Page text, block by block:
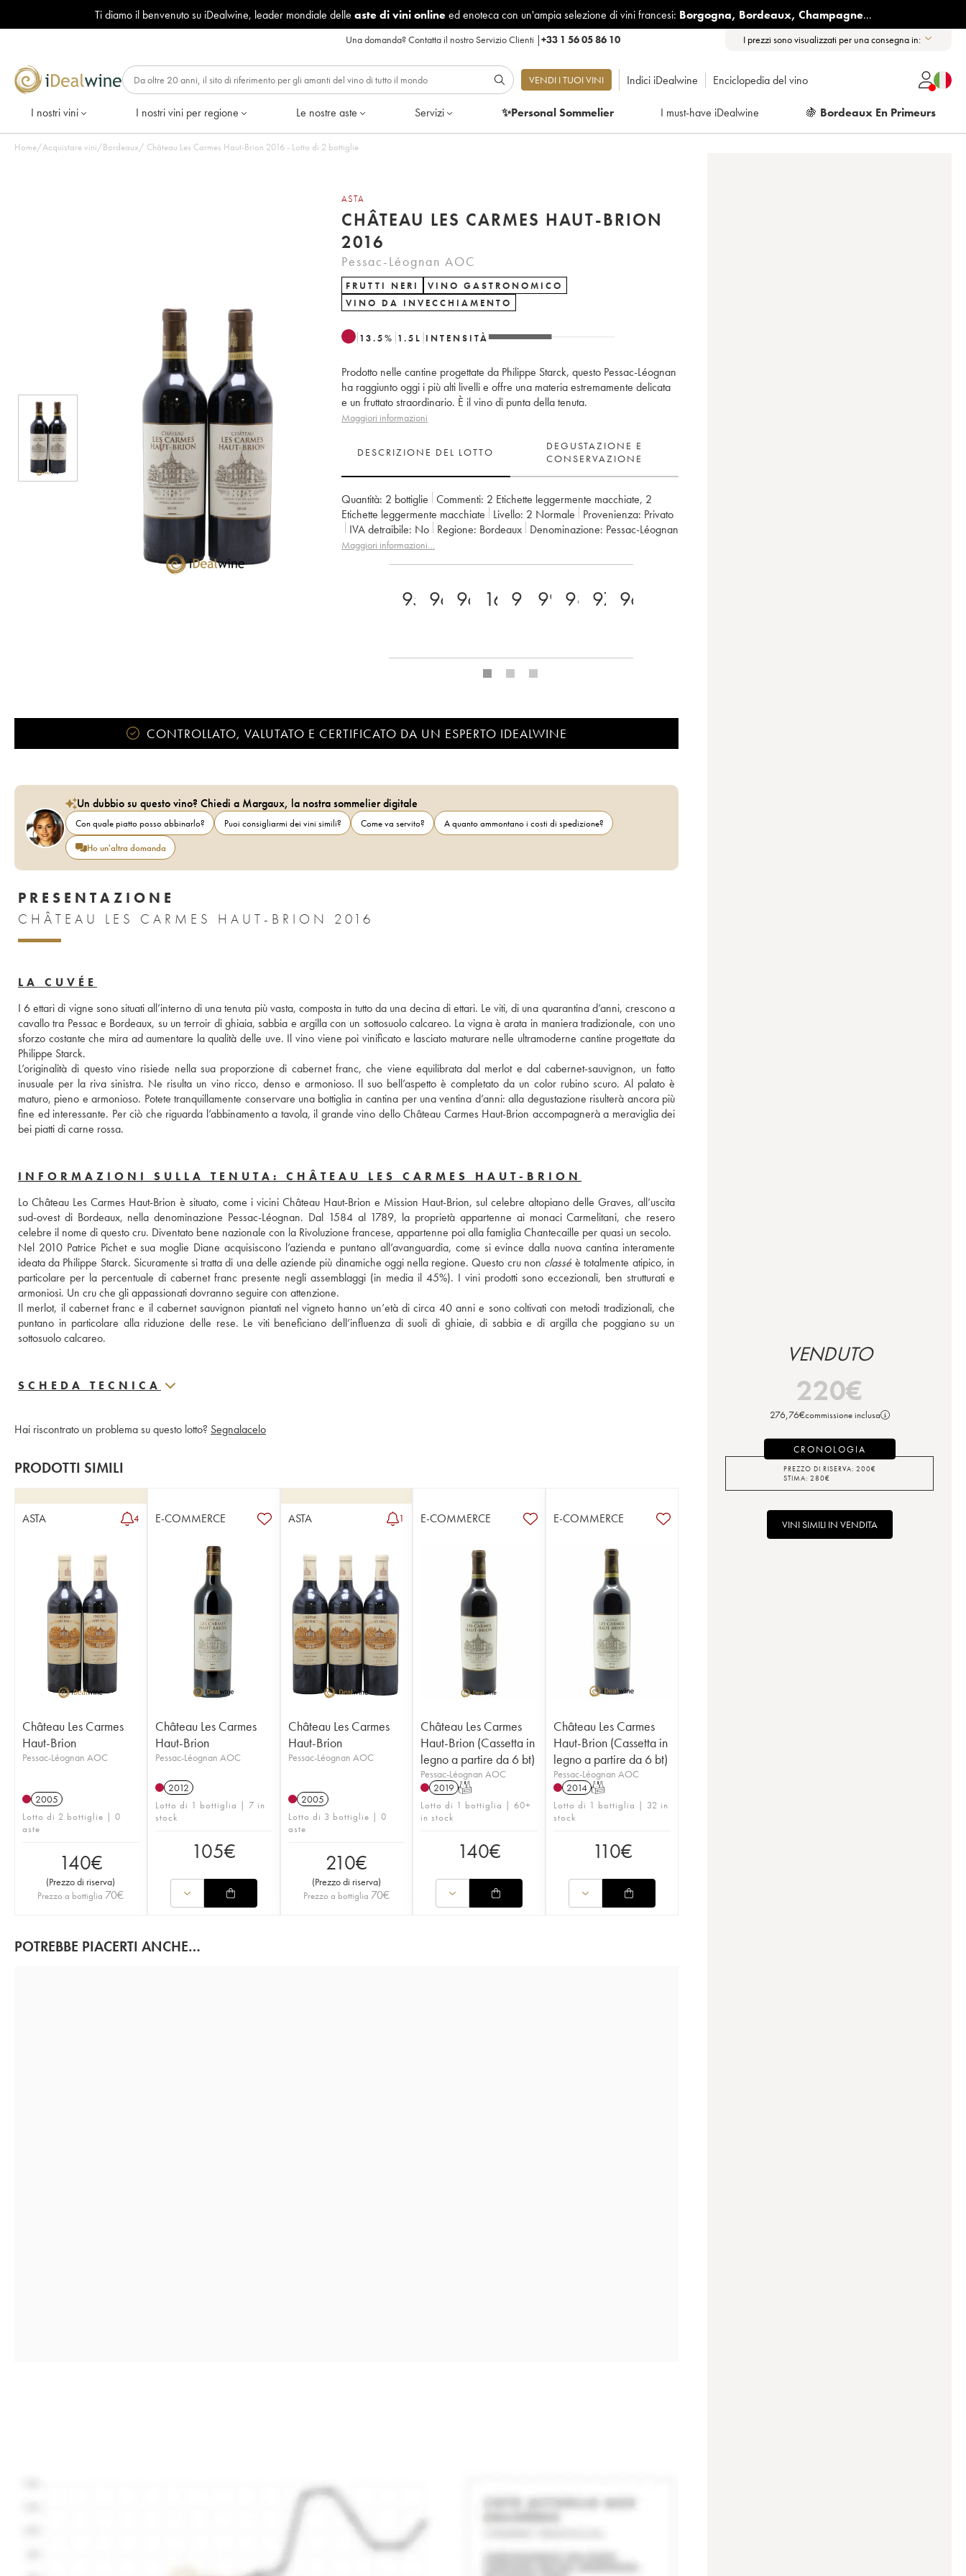
Ti diamo il benvenuto su iDealwine, leader mondiale delle aste di vini onlineed enoteca con un'ampia selezione di vini francesi: Borgogna, Bordeaux, Champagne...
Una domanda?Contatta il nostro Servizio Clienti |+33 1 56 05 86 10 I prezzi sono visualizzati per una consegna in:
VENDI I TUOI VINI Indici iDealwine Enciclopedia del vino
I nostri vini I nostri vini per regione Le nostre aste Servizi ✨Personal Sommelier I must-have iDealwine 🍇 Bordeaux En Primeurs
Home/Acquistare vini/Bordeaux/ Château Les Carmes Haut-Brion 2016 - Lotto di 2 bottiglie
ASTA
CHÂTEAU LES CARMES HAUT-BRION
2016
Pessac-Léognan AOC
FRUTTI NERI
VINO GASTRONOMICO
VINO DA INVECCHIAMENTO
13.5% 1.5 L INTENSITÀ
Prodotto nelle cantine progettate da Philippe Starck, questo Pessac-Léognan
ha raggiunto oggi i più alti livelli e offre una materia estremamente delicata
e un fruttato straordinario. È il vino di punta della tenuta.
Maggiori informazioni
DESCRIZIONE DEL LOTTO
DEGUSTAZIONE E
CONSERVAZIONE
Quantità: 2 bottiglie Commenti: 2 Etichette leggermente macchiate, 2
Etichette leggermente macchiate
Livello: 2 Normale Provenienza:
privato
IVA detraibile:
no Regione: Bordeaux Denominazione: Pessac-Léognan
Proprietario:
Château Les Carmes Haut-Brion
Maggiori informazioni…
95+96 96 16.5+
98 99 98 97 96
CONTROLLATO, VALUTATO E CERTIFICATO DA UN ESPERTO IDEALWINE
Un dubbio su questo vino? Chiedi a Margaux, la nostra sommelier digitale
Con quale piatto posso abbinarlo? Puoi consigliarmi dei vini simili? Come va servito?
A quanto ammontano i costi di spedizione?
Ho un'altra domanda
PRESENTAZIONE
CHÂTEAU LES CARMES HAUT-BRION 2016
LA CUVÉE
I 6 ettari di vigne sono situati all’interno di una tenuta più vasta, composta in tutto da una decina di ettari. Le viti, di una quarantina d’anni, crescono a
cavallo tra Pessac e Bordeaux, su un terroir di ghiaia, sabbia e argilla con un sottosuolo calcareo. La vigna è arata in maniera tradizionale, con uno
sforzo costante che mira ad aumentare la qualità delle uve. Il vino viene poi vinificato e lasciato maturare nelle ultramoderne cantine progettate da
Philippe Starck.
L’originalità di questo vino risiede nella sua proporzione di cabernet franc, che viene equilibrata dal merlot e dal cabernet-sauvignon, un fatto
inusuale per la riva sinistra. Ne risulta un vino ricco, denso e armonioso. Il suo bell’aspetto è completato da un color rubino scuro. Al palato è
maturo, pieno e armonioso. Potete tranquillamente conservare una bottiglia in cantina per una ventina d’anni: alla degustazione risulterà ancora più
fine ed interessante. Per ciò che riguarda l’abbinamento a tavola, il grande vino dello Château Carmes Haut-Brion accompagnerà a meraviglia dei
bei piatti di carne rossa.
INFORMAZIONI SULLA TENUTA: CHÂTEAU LES CARMES HAUT-BRION
Lo Château Les Carmes Haut-Brion è situato, come i vicini Château Haut-Brion e Mission Haut-Brion, sul celebre altopiano delle Graves, all’uscita
sud-ovest di Bordeaux, nella denominazione Pessac-Léognan. Dal 1584 al 1789, la proprietà appartenne ai monaci Carmelitani, che resero
celebre il nome di questo cru. Diventato bene nazionale con la Rivoluzione francese, appartenne poi alla famiglia Chantecaille per quasi un secolo.
Nel 2010 Patrice Pichet e sua moglie Diane acquisiscono l’azienda e puntano all’avanguardia, come si evince dalla nuova cantina interamente
ideata da Philippe Starck. Sicuramente si tratta di una delle aziende più dinamiche oggi nella regione. Questo cru non classé è totalmente atipico, in
particolare per la percentuale di cabernet franc presente negli assemblaggi (in media il 45%). I vini prodotti sono eccezionali, ben strutturati e
armoniosi. Un cru che gli appassionati dovranno seguire con attenzione.
Il merlot, il cabernet franc e il cabernet sauvignon piantati nel vigneto hanno un’età di circa 40 anni e sono coltivati con metodi tradizionali, che
puntano in particolare alla riduzione delle rese. Le viti beneficiano dell’influenza di suoli di ghiaie, di sabbia e di argilla che poggiano su un
sottosuolo calcareo.
SCHEDA TECNICA
Hai riscontrato un problema su questo lotto? Segnalacelo
PRODOTTI SIMILI
ASTA 4
Château Les Carmes
Haut-Brion
Pessac-Léognan AOC
2005
Lotto di 2 bottiglie | 0
aste
140€
(Prezzo di riserva)
Prezzo a bottiglia 70€
E-COMMERCE
Château Les Carmes
Haut-Brion
Pessac-Léognan AOC
2012
Lotto di 1 bottiglia | 7 in
stock
105€
ASTA 1
Château Les Carmes
Haut-Brion
Pessac-Léognan AOC
2005
Lotto di 3 bottiglie | 0
aste
210€
(Prezzo di riserva)
Prezzo a bottiglia 70€
E-COMMERCE
Château Les Carmes
Haut-Brion (Cassetta in
legno a partire da 6 bt)
Pessac-Léognan AOC
2019 T
Lotto di 1 bottiglia | 60+
in stock
140€
E-COMMERCE
Château Les Carmes
Haut-Brion (Cassetta in
legno a partire da 6 bt)
Pessac-Léognan AOC
2014 T
Lotto di 1 bottiglia | 32 in
stock
110€
POTREBBE PIACERTI ANCHE…
VENDUTO
220€
276,76€commissione inclusa
CRONOLOGIA
PREZZO DI RISERVA: 200€
STIMA: 280€
VINI SIMILI IN VENDITA